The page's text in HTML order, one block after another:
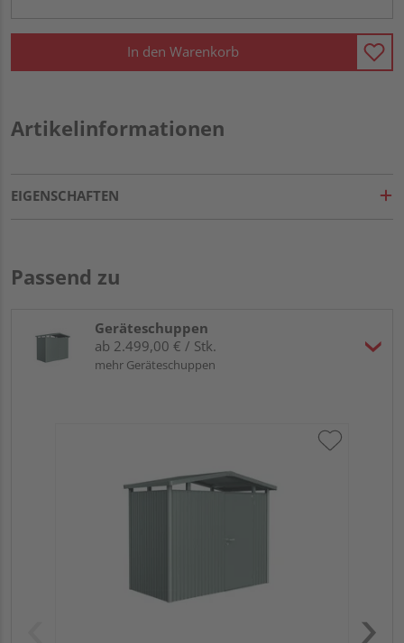
In den Warenkorb
Artikelinformationen
EIGENSCHAFTEN
Passend zu
Geräteschuppen
ab 2.499,00 € / Stk.
mehr Geräteschuppen